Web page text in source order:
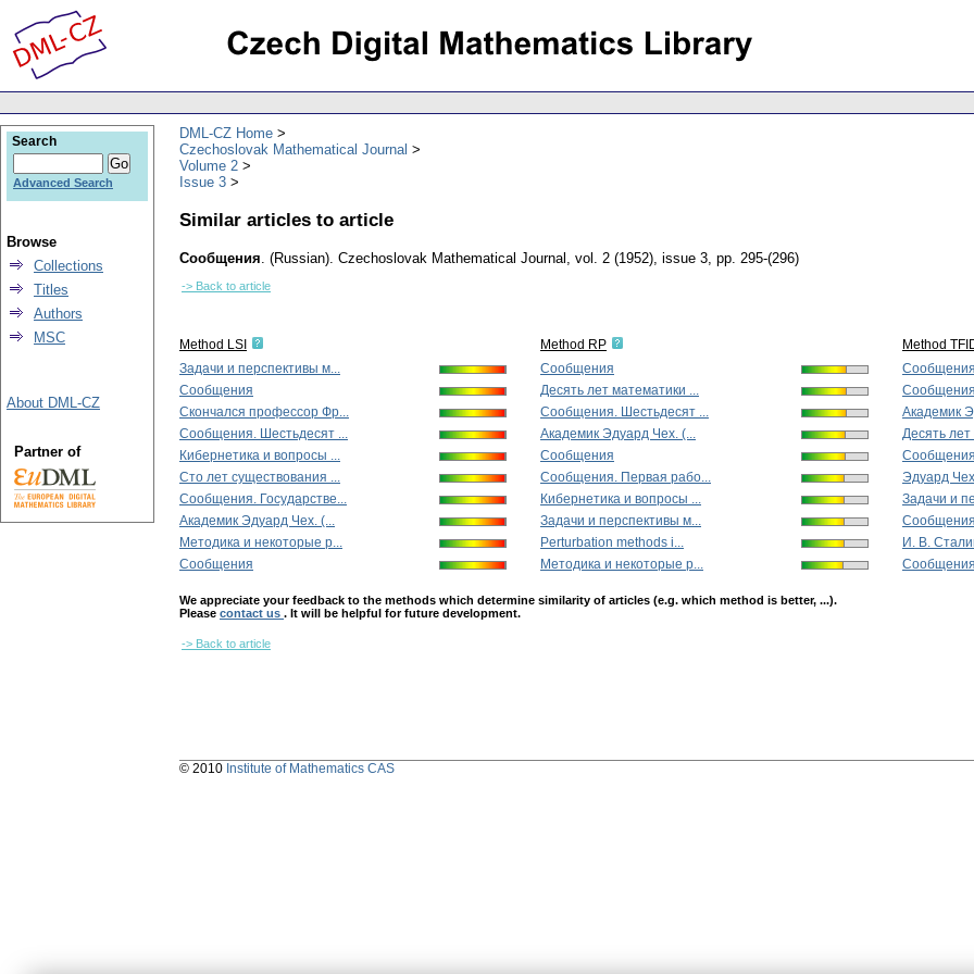
DML-CZ Home
Czechoslovak Mathematical Journal
Volume 2
Issue 3
Similar articles to article
Сообщения. (Russian). Czechoslovak Mathematical Journal , vol. 2 (1952), issue 3, pp. 295-(296)
-> Back to article
Method LSI
Задачи и перспективы м...
Сообщения
Скончался профессор Фр...
Сообщения. Шестьдесят ...
Кибернетика и вопросы ...
Сто лет существования ...
Сообщения. Государстве...
Академик Эдуард Чех. (...
Методика и некоторые р...
Сообщения
Method RP
Сообщения
Десять лет математики ...
Сообщения. Шестьдесят ...
Академик Эдуард Чех. (...
Сообщения
Сообщения. Первая рабо...
Кибернетика и вопросы ...
Задачи и перспективы м...
Perturbation methods i...
Методика и некоторые р...
Method
Сообщения
Академик
Десять
Эдуард
Задачи и
И. В.
Сообщения
We appreciate your feedback to the methods which determine similarity of articles (e.g. which method is better, ...).
Please contact us . It will be helpful for future development.
-> Back to article
Search
Advanced Search
Browse
Collections
Titles
Authors
MSC
About DML-CZ
Partner of
© 2010 Institute of Mathematics CAS